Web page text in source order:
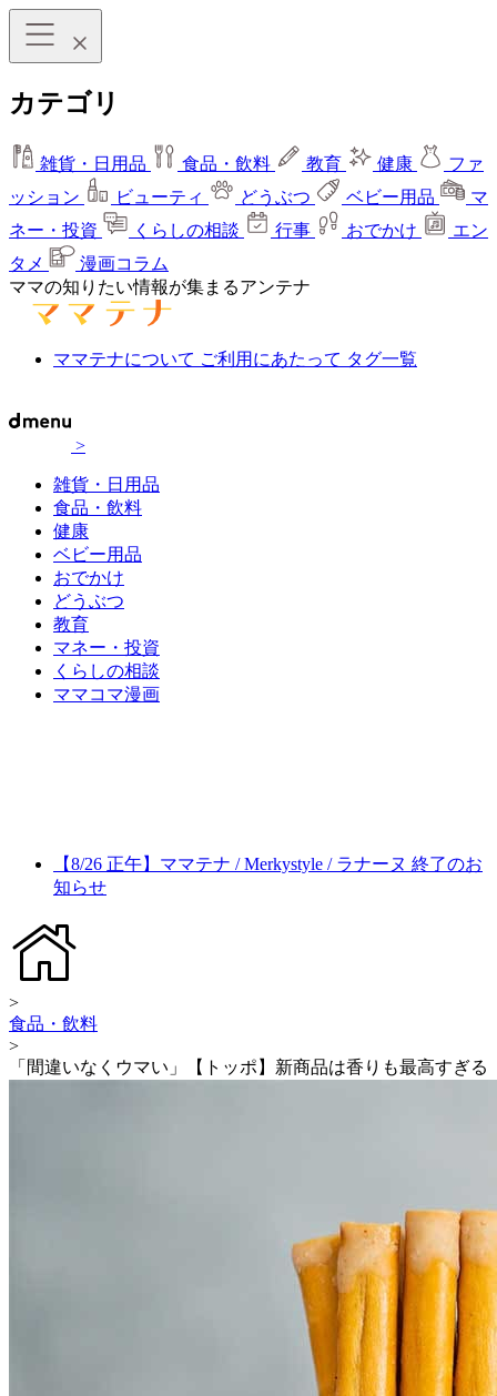
カテゴリ
雑貨・日用品 食品・飲料 教育 健康
ファ
ッション
ビューティ どうぶつ ベビー用品
マ
ネー・投資
くらしの相談 行事 おでかけ
エン
タメ
漫画コラム
ママの知りたい情報が集まるアンテナ
ママテナについて ご利用にあたって タグ一覧
>
雑貨・日用品
食品・飲料
健康
ベビー用品
おでかけ
どうぶつ
教育
マネー・投資
くらしの相談
ママコマ漫画
【8/26 正午】ママテナ / Merkystyle / ラナーヌ 終了のお
知らせ
>
食品・飲料
>
「間違いなくウマい」【トッポ】新商品は香りも最高すぎる